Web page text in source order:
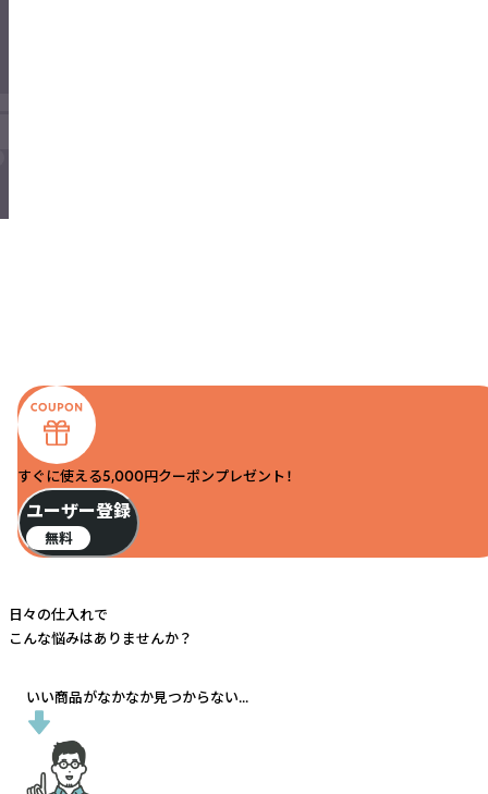
すぐに使える5,000円クーポンプレゼント！
ユーザー登録
無料
日々の仕入れで
こんな悩みはありませんか？
いい商品がなかなか見つからない...